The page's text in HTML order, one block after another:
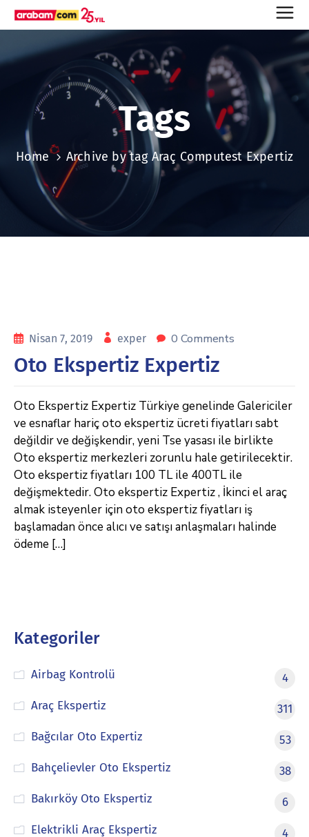
Tags
Home Archive by tag Araç Computest Expertiz
Nisan 7, 2019 exper 0 Comments
Oto Ekspertiz Expertiz
Oto Ekspertiz Expertiz Türkiye genelinde Galericiler
ve esnaflar hariç oto ekspertiz ücreti fiyatları sabt
değildir ve değişkendir, yeni Tse yasası ile birlikte
Oto ekspertiz merkezleri zorunlu hale getirilecektir.
Oto ekspertiz fiyatları 100 TL ile 400TL ile
değişmektedir. Oto ekspertiz Expertiz , İkinci el araç
almak isteyenler için oto ekspertiz fiyatları iş
başlamadan önce alıcı ve satışı anlaşmaları halinde
ödeme […]
Kategoriler
Airbag Kontrolü
4
Araç Ekspertiz
311
Bağcılar Oto Expertiz
53
Bahçelievler Oto Ekspertiz
38
Bakırköy Oto Ekspertiz
6
Elektrikli Araç Ekspertiz
4